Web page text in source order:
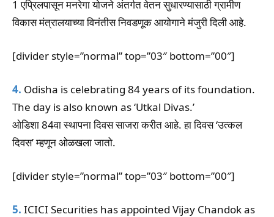
1 एप्रिलपासून मनरेगा योजने अंतर्गत वेतन सुधारण्यासाठी ग्रामीण
विकास मंत्रालयाच्या विनंतीस निवडणूक आयोगाने मंजुरी दिली आहे.
[divider style=”normal” top=”03″ bottom=”00″]
4. Odisha is celebrating 84 years of its foundation.
The day is also known as ‘Utkal Divas.’
ओडिशा 84वा स्थापना दिवस साजरा करीत आहे. हा दिवस ‘उत्कल
दिवस’ म्हणून ओळखला जातो.
[divider style=”normal” top=”03″ bottom=”00″]
5. ICICI Securities has appointed Vijay Chandok as